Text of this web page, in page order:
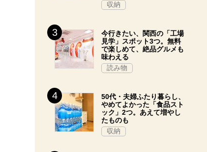
収納
今行きたい、関西の「工場
見学」スポット3つ。無料
で楽しめて、絶品グルメも
味わえる
読み物
50代・夫婦ふたり暮らし、
やめてよかった「食品スト
ック」2つ。あえて増やし
たものも
収納